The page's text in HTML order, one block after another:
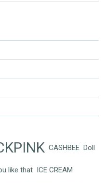
CASHBEE Doll
like that ICE CREAM